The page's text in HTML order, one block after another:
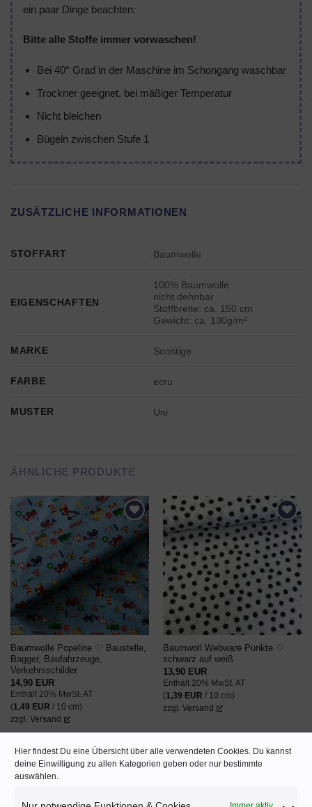
Hier findest Du eine Übersicht über alle verwendeten Cookies. Du kannst
deine Einwilligung zu allen Kategorien geben oder nur bestimmte
auswählen.
ein paar Dinge beachten:
Bitte alle Stoffe immer vorwaschen!
Bei 40° Grad in der Maschine im Schongang waschbar
Trockner geeignet, bei mäßiger Temperatur
Nicht bleichen
Bügeln zwischen Stufe 1
ZUSÄTZLICHE INFORMATIONEN
STOFFART Baumwolle
EIGENSCHAFTEN
100% Baumwolle
nicht dehnbar
Stoffbreite: ca. 150 cm
Gewicht: ca. 130g/m²
MARKE Sonstige
FARBE ecru
MUSTER Uni
ÄHNLICHE PRODUKTE
AUF DEN
WUNSCHZETTEL
Baumwolle Popeline ♡ Baustelle,
Bagger, Baufahrzeuge,
Verkehrsschilder
14,90 EUR
Enthält 20% MwSt. AT
(1,49 EUR / 10 cm)
zzgl. Versand
AUF DEN
WUNSCHZETTEL
Baumwoll Webware Punkte ♡
schwarz auf weiß
13,90 EUR
Enthält 20% MwSt. AT
(1,39 EUR / 10 cm)
zzgl. Versand